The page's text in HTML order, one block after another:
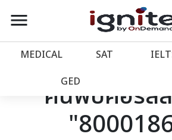
account_balance หน้าแรก
เว็บไซต์อิกไนท์
โปรโมชั่น
menu
MEDICAL SAT
GED
ค้นพบคอร์ส